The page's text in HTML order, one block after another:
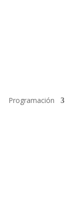
Programación